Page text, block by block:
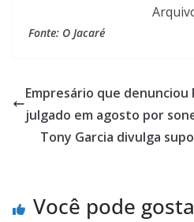
Fonte: O Jacaré
Empresário que denunciou
julgado em agosto por
Tony Garcia divulga
Você pode